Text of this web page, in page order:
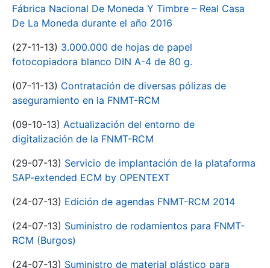
Fábrica Nacional De Moneda Y Timbre – Real Casa
De La Moneda durante el año 2016
(27-11-13) 3.000.000 de hojas de papel
fotocopiadora blanco DIN A-4 de 80 g.
(07-11-13) Contratación de diversas pólizas de
aseguramiento en la FNMT-RCM
(09-10-13) Actualización del entorno de
digitalización de la FNMT-RCM
(29-07-13) Servicio de implantación de la plataforma
SAP-extended ECM by OPENTEXT
(24-07-13) Edición de agendas FNMT-RCM 2014
(24-07-13) Suministro de rodamientos para FNMT-
RCM (Burgos)
(24-07-13) Suministro de material plástico para